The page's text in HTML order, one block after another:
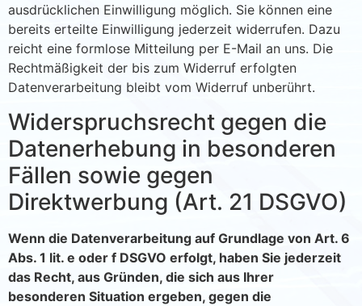
ausdrücklichen Einwilligung möglich. Sie können eine
bereits erteilte Einwilligung jederzeit widerrufen. Dazu
reicht eine formlose Mitteilung per E-Mail an uns. Die
Rechtmäßigkeit der bis zum Widerruf erfolgten
Datenverarbeitung bleibt vom Widerruf unberührt.
Widerspruchsrecht gegen die
Datenerhebung in besonderen
Fällen sowie gegen
Direktwerbung (Art. 21 DSGVO)
Wenn die Datenverarbeitung auf Grundlage von Art. 6
Abs. 1 lit. e oder f DSGVO erfolgt, haben Sie jederzeit
das Recht, aus Gründen, die sich aus Ihrer
besonderen Situation ergeben, gegen die